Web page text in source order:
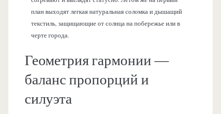
план выходят легкая натуральная соломка и дышащий
текстиль, защищающие от солнца на побережье или в
черте города.
Геометрия гармонии —
баланс пропорций и
силуэта